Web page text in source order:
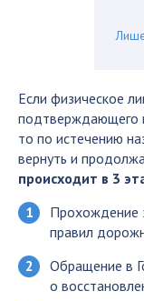
Если физическое
подтверждающего
то по истечению
вернуть и
происходит в 3
Прохождение
правил
Обращение в
о